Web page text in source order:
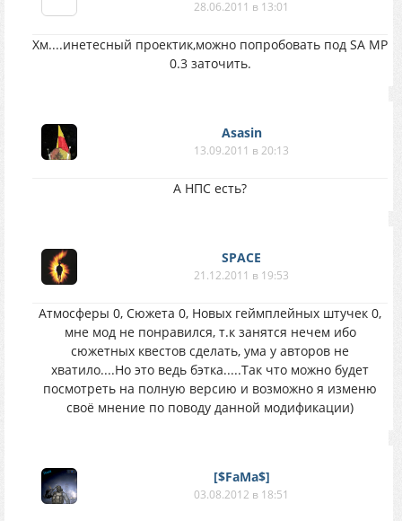
28.06.2011 в 13:01
Хм....инетесный проектик,можно попробовать под SA MP
0.3 заточить.
Asasin
13.09.2011 в 20:13
А НПС есть?
SPACE
21.12.2011 в 19:53
Атмосферы 0, Сюжета 0, Новых геймплейных штучек 0,
мне мод не понравился, т.к занятся нечем ибо
сюжетных квестов сделать, ума у авторов не
хватило....Но это ведь бэтка.....Так что можно будет
посмотреть на полную версию и возможно я изменю
своё мнение по поводу данной модификации)
[$FaMa$]
03.08.2012 в 18:51